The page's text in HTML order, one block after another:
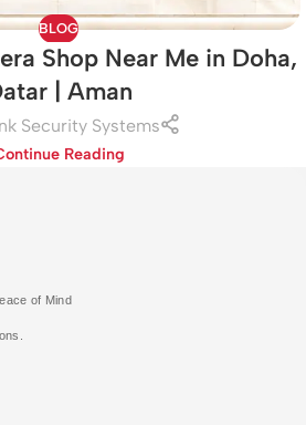
BLOG
Shop Near Me in Doha,
| Aman
Security Systems
Reading
of Mind